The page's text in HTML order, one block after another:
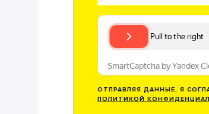
ОТПРАВЛЯЯ ДАННЫЕ, Я
ПОЛИТИКОЙ